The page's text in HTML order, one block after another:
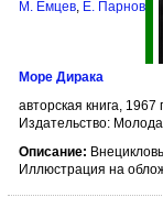
М. Емцев, Е. Парнов
Море Дирака
авторская книга, 1967
Издательство:
Описание:
Иллюстрация на